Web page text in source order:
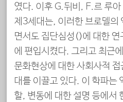
였다. 이후 G.뒤비, E.르 루
제3세대는, 이러한 브로델의
면서도 집단심성(集團心性)에 대
에 편입시켰다. 그리고 최근
문화현상에 대한 사회사적
대를 이끌고 있다. 이 학파는
할, 변동에 대한 설명 등에서